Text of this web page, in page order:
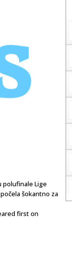
polufinale Lige
šokantno za
first on